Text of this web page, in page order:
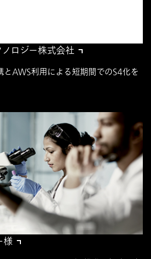
ロジー株式会社
とAWS利用による短期間でのS4化を
様